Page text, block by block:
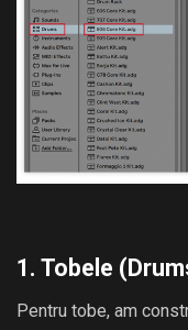
1. Tobele
Pentru tobe, am